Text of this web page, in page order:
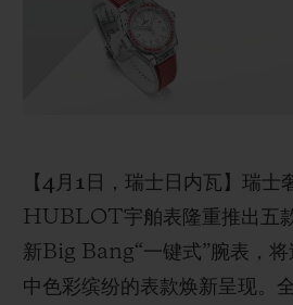
【4月1日，瑞士日内瓦】 瑞士
HUBLOT宇舶表隆重推出五
新Big Bang“一键式”腕表，
中色彩缤纷的表款焕新呈现。
预期交付